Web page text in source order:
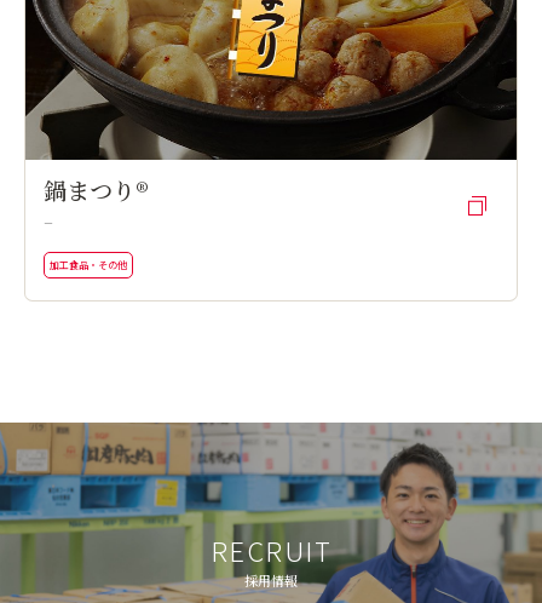
鍋まつり®
ー
加工食品・その他
RECRUIT
採用情報